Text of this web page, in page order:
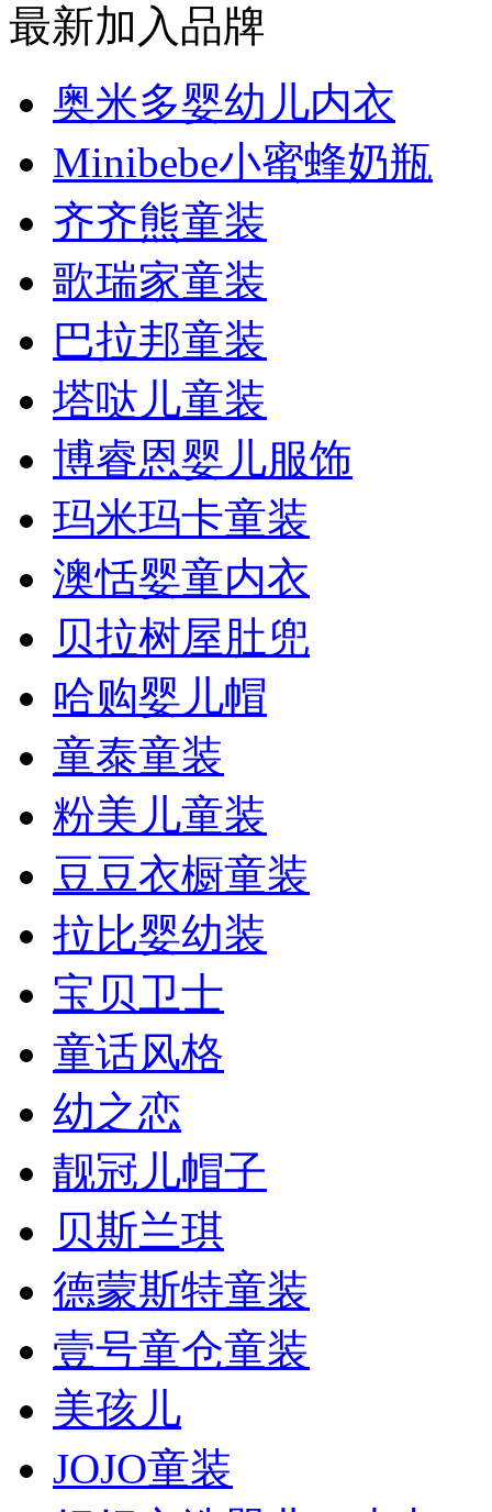
最新加入品牌
奥米多婴幼儿内衣
Minibebe小蜜蜂奶瓶
齐齐熊童装
歌瑞家童装
巴拉邦童装
塔哒儿童装
博睿恩婴儿服饰
玛米玛卡童装
澳恬婴童内衣
贝拉树屋肚兜
哈购婴儿帽
童泰童装
粉美儿童装
豆豆衣橱童装
拉比婴幼装
宝贝卫士
童话风格
幼之恋
靓冠儿帽子
贝斯兰琪
德蒙斯特童装
壹号童仓童装
美孩儿
JOJO童装